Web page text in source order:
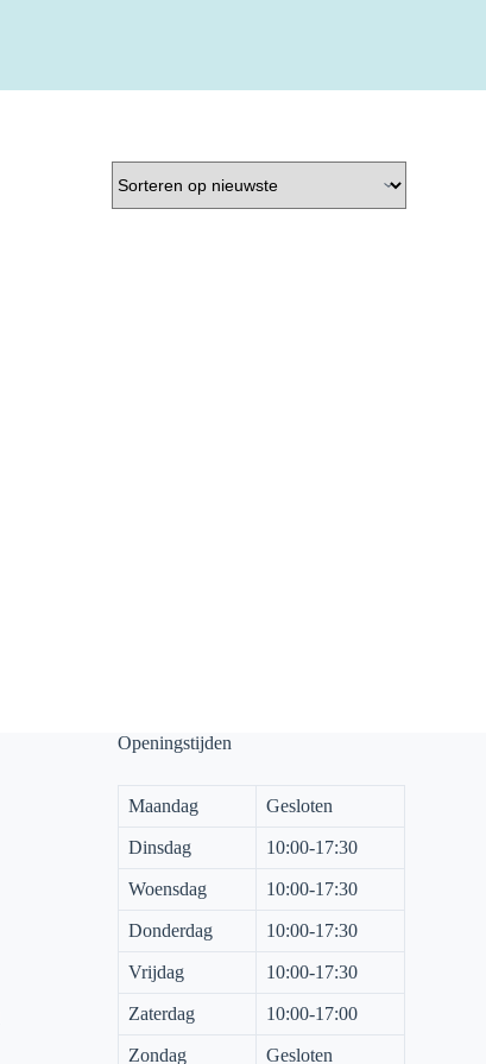
Openingstijden
Maandag Gesloten
Dinsdag 10:00-17:30
Woensdag 10:00-17:30
Donderdag 10:00-17:30
Vrijdag 10:00-17:30
Zaterdag 10:00-17:00
Zondag Gesloten